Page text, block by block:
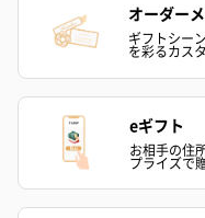
オーダー
ギフトシー
を彩るカス
eギフト
お相手の住
プライズで